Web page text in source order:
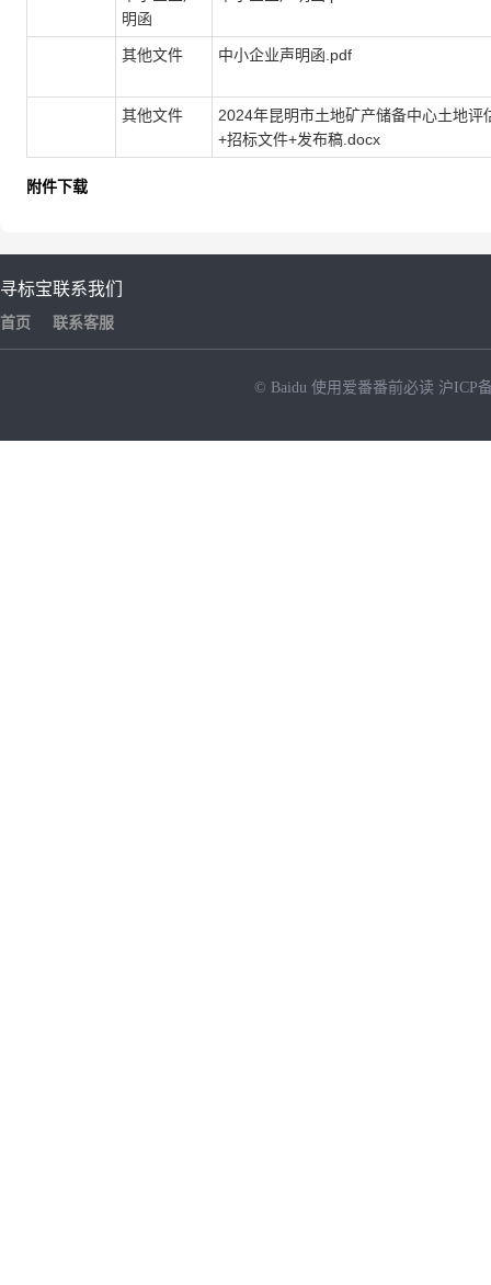
明函
其他文件 中小企业声明函.pdf
其他文件
2024年昆明市土地矿产储备中心土地
+招标文件+发布稿.docx
附件下载
寻标宝
首页
联系我们
联系客服
© Baidu 使用爱番番前必读 沪ICP